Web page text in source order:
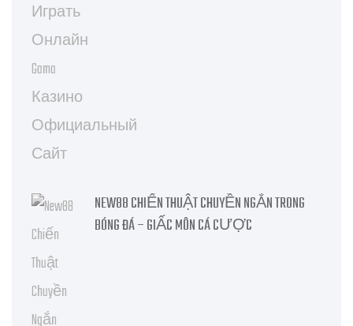
NEW88 CHIẾN THUẬT CHUYỀN NGẮN TRONG
BÓNG ĐÁ – GIẤC MÔN CÁ CƯỢC